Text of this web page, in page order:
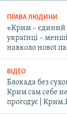
ПРАВА ЛЮДИНИ
«Крим – єдиний
українці –
навколо нової
ВІДЕО
Блокада без
Крим сам себе
прогодує |